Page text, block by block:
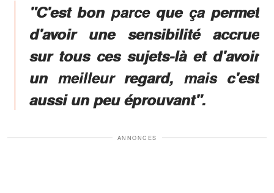
"C'est bon parce que ça permet
d'avoir une sensibilité accrue
sur tous ces sujets-là et d'avoir
un meilleur regard, mais c'est
aussi un peu éprouvant".
ANNONCES